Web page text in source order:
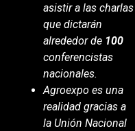
asistir a las charlas
que dictarán
alrededor de 100
conferencistas
nacionales.
Agroexpo es una
realidad gracias a
la Unión Nacional